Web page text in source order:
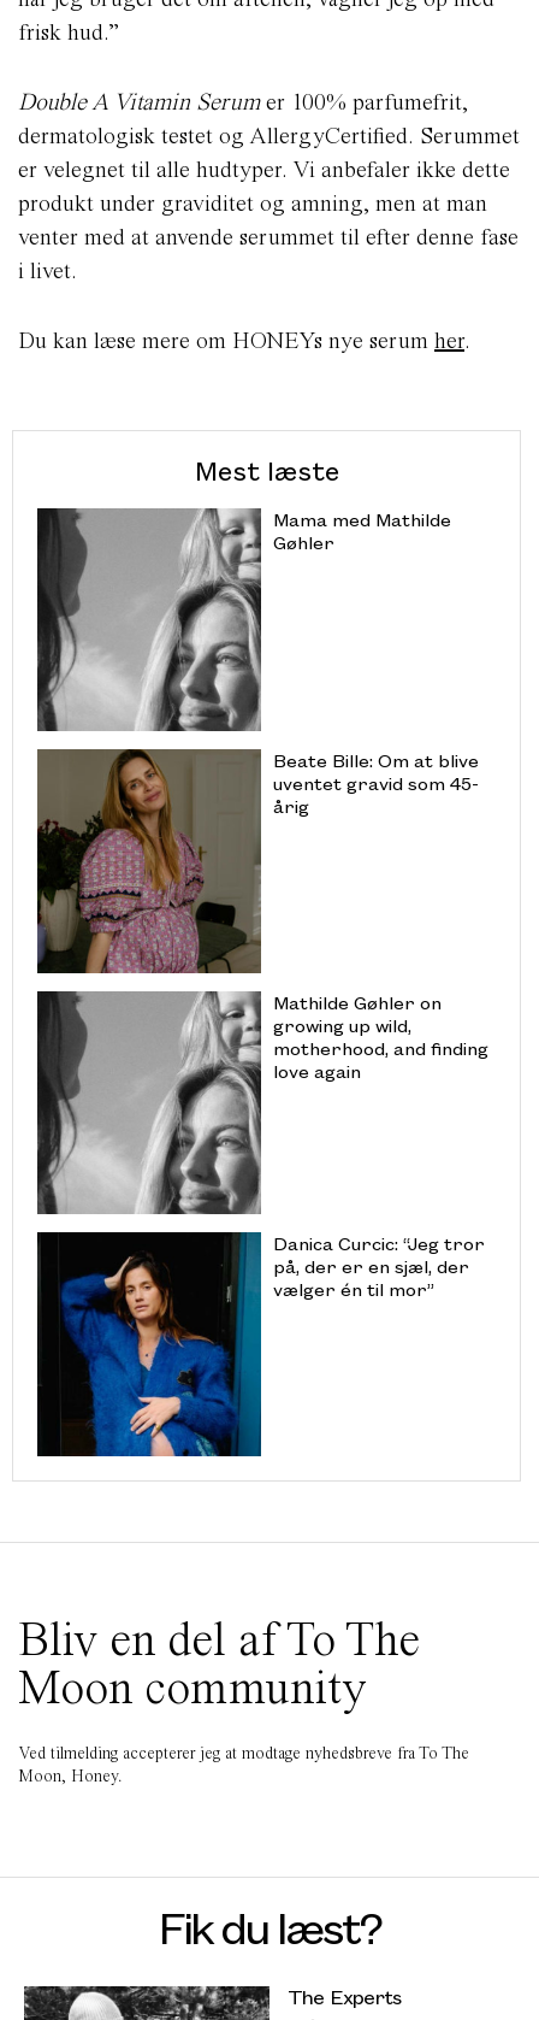
frisk hud.”
Double A Vitamin Serumer 100% parfumefrit,
dermatologisk testet og AllergyCertified. Serummet
er velegnet til alle hudtyper. Vi anbefaler ikke dette
produkt under graviditet og amning, men at man
venter med at anvende serummet til efter denne fase
i livet.
Du kan læse mere om HONEYs nye serum her.
Mest læste
Mama med Mathilde
Gøhler
Beate Bille: Om at blive
uventet gravid som 45-
årig
Mathilde Gøhler on
growing up wild,
motherhood, and finding
love again
Danica Curcic: “Jeg tror
på, der er en sjæl, der
vælger én til mor”
Bliv en del af To The
Moon community
Ved tilmelding accepterer jeg at modtage nyhedsbreve fra To The
Moon, Honey.
Fik du læst?
The Experts